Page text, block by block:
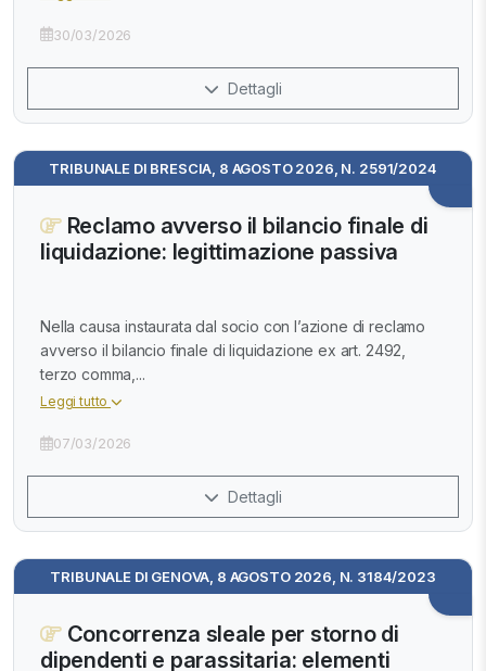
30/03/2026
Dettagli
TRIBUNALE DI BRESCIA, 8 AGOSTO 2026, N. 2591/2024
Reclamo avverso il bilancio finale di
liquidazione: legittimazione passiva
Nella causa instaurata dal socio con l’azione di reclamo
avverso il bilancio finale di liquidazione ex art. 2492,
terzo comma,...
Leggi tutto
07/03/2026
Dettagli
TRIBUNALE DI GENOVA, 8 AGOSTO 2026, N. 3184/2023
Concorrenza sleale per storno di
dipendenti e parassitaria: elementi